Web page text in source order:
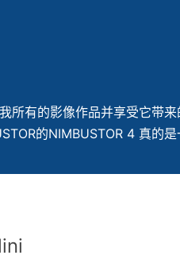
所有的影像作品并享受它
的NIMBUSTOR 4 真的